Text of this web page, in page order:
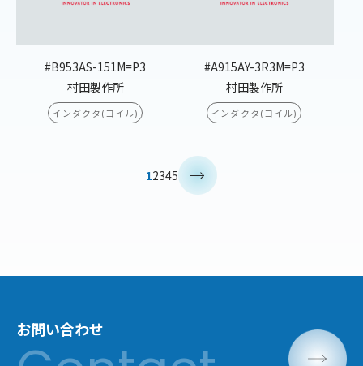
#B953AS-151M=P3
村田製作所
インダクタ(コイル)
#A915AY-3R3M=P3
村田製作所
インダクタ(コイル)
12345
お問い合わせ